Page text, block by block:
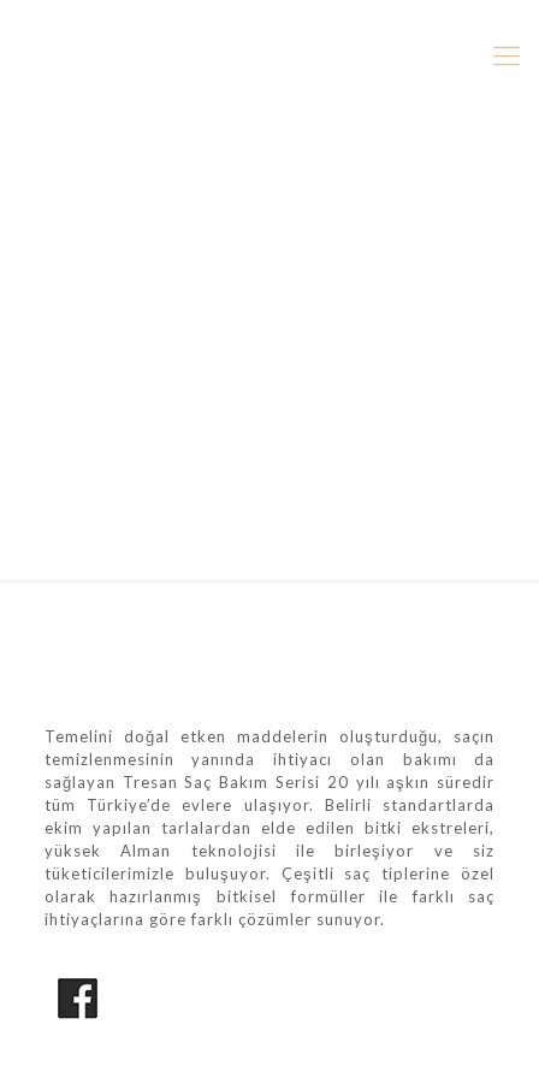
Temelini doğal etken maddelerin oluşturduğu, saçın
temizlenmesinin yanında ihtiyacı olan bakımı da
sağlayan Tresan Saç Bakım Serisi 20 yılı aşkın süredir
tüm Türkiye’de evlere ulaşıyor. Belirli standartlarda
ekim yapılan tarlalardan elde edilen bitki ekstreleri,
yüksek Alman teknolojisi ile birleşiyor ve siz
tüketicilerimizle buluşuyor. Çeşitli saç tiplerine özel
olarak hazırlanmış bitkisel formüller ile farklı saç
ihtiyaçlarına göre farklı çözümler sunuyor.